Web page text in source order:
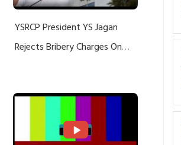
YSRCP President YS Jagan
Rejects Bribery Charges On